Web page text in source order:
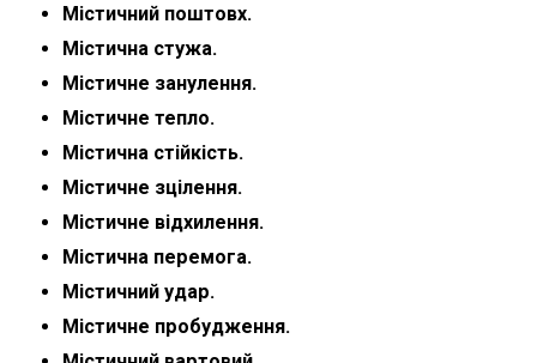
Містичний поштовх.
Містична стужа.
Містичне занулення.
Містичне тепло.
Містична стійкість.
Містичне зцілення.
Містичне відхилення.
Містична перемога.
Містичний удар.
Містичне пробудження.